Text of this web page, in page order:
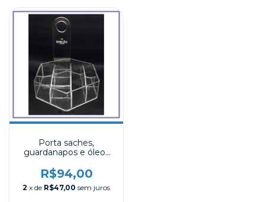
Porta saches,
guardanapos e óleos
R$94,00
2 x de R$47,00 sem juros